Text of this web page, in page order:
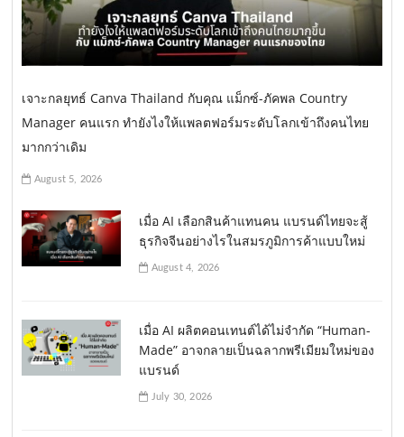
เจาะกลยุทธ์ Canva Thailand กับคุณ แม็กซ์-ภัคพล Country
Manager คนแรก ทำยังไงให้แพลตฟอร์มระดับโลกเข้าถึงคนไทย
มากกว่าเดิม
August 5, 2026
เมื่อ AI เลือกสินค้าแทนคน แบรนด์ไทยจะสู้
ธุรกิจจีนอย่างไรในสมรภูมิการค้าแบบใหม่
August 4, 2026
เมื่อ AI ผลิตคอนเทนต์ได้ไม่จำกัด “Human-
Made” อาจกลายเป็นฉลากพรีเมียมใหม่ของ
แบรนด์
July 30, 2026